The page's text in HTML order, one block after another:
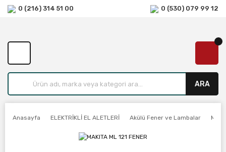
0 (216) 314 51 00 0 (530) 079 99 12
ARA
Anasayfa ELEKTRİKLİ EL ALETLERİ Akülü Fener ve Lambalar